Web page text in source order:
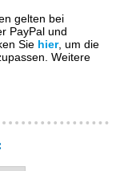
gelten bei
PayPal und
Sie hier, um die
Weitere